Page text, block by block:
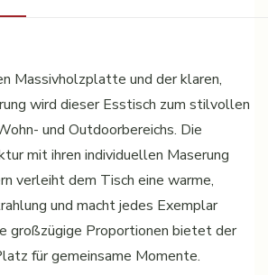
Massivholzplatte und der klaren,
wird dieser Esstisch zum stilvollen
und Outdoorbereichs. Die
mit ihren individuellen Maserung
verleiht dem Tisch eine warme,
und macht jedes Exemplar
großzügige Proportionen bietet der
für gemeinsame Momente.